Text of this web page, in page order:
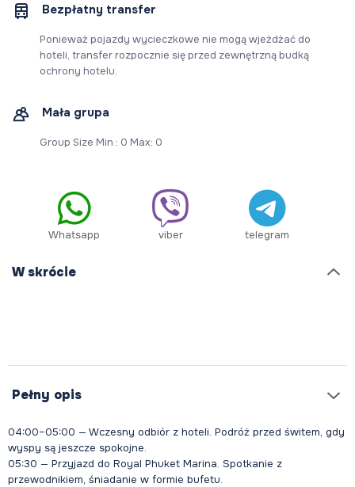
Bezpłatny transfer
Ponieważ pojazdy wycieczkowe nie mogą wjeżdżać do
hoteli, transfer rozpocznie się przed zewnętrzną budką
ochrony hotelu.
Mała grupa
Group Size Min : 0 Max: 0
Whatsapp viber telegram
W skrócie
Pełny opis
04:00–05:00 — Wczesny odbiór z hoteli. Podróż przed świtem, gdy
wyspy są jeszcze spokojne.
05:30 — Przyjazd do Royal Phuket Marina. Spotkanie z
przewodnikiem, śniadanie w formie bufetu.